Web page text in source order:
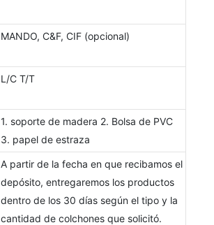
MANDO, C&F, CIF (opcional)
L/C T/T
1. soporte de madera 2. Bolsa de PVC
3. papel de estraza
A partir de la fecha en que recibamos el
depósito, entregaremos los productos
dentro de los 30 días según el tipo y la
cantidad de colchones que solicitó.